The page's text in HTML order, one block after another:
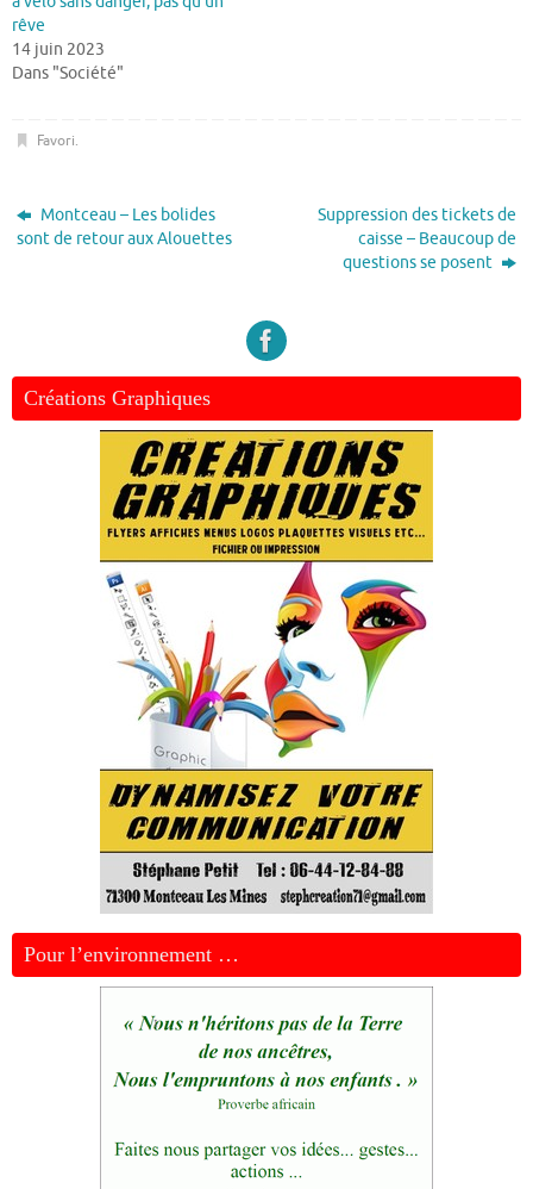
rêve
14 juin 2023
Dans "Société"
Favori.
Montceau – Les bolides
sont de retour aux Alouettes
Suppression des tickets de
caisse – Beaucoup de
questions se posent
Créations Graphiques
Pour l’environnement …